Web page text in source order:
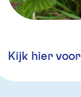
Kijk hier voor